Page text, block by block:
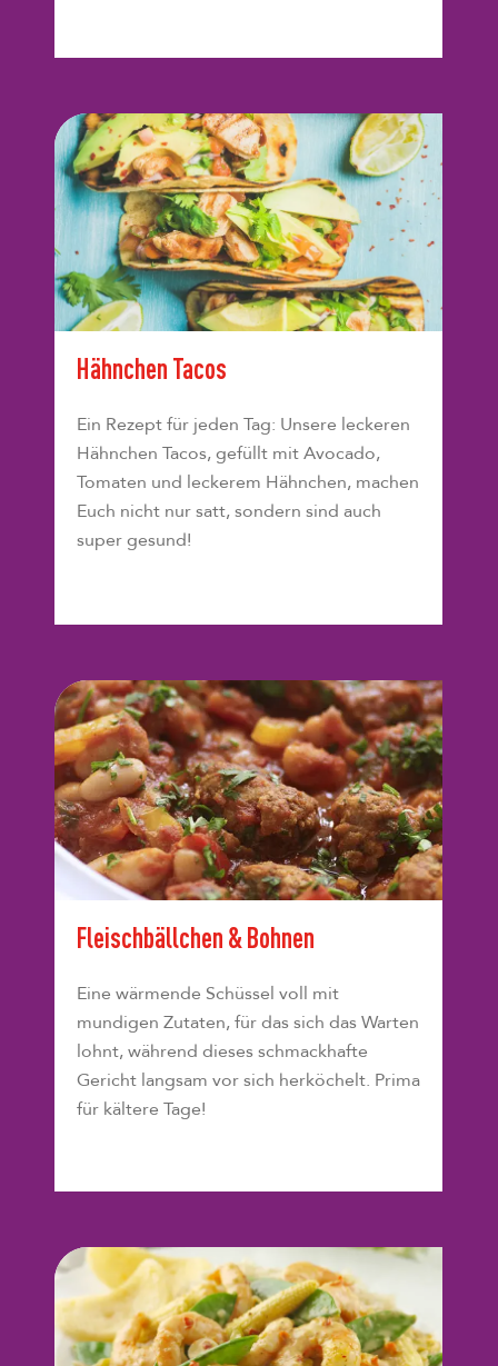
Hähnchen Tacos
Ein Rezept für jeden Tag: Unsere leckeren
Hähnchen Tacos, gefüllt mit Avocado,
Tomaten und leckerem Hähnchen, machen
Euch nicht nur satt, sondern sind auch
super gesund!
Fleischbällchen & Bohnen
Eine wärmende Schüssel voll mit
mundigen Zutaten, für das sich das Warten
lohnt, während dieses schmackhafte
Gericht langsam vor sich herköchelt. Prima
für kältere Tage!